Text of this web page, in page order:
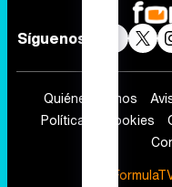
Síguenos
Quiénes somos
Política de cookies